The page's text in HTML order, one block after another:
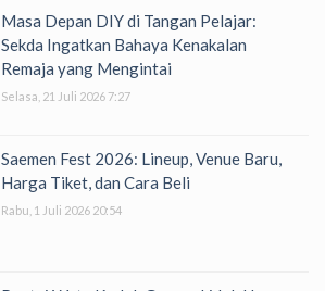
Masa Depan DIY di Tangan Pelajar:
Sekda Ingatkan Bahaya Kenakalan
Remaja yang Mengintai
Selasa, 21 Juli 2026 7:27
Saemen Fest 2026: Lineup, Venue Baru,
Harga Tiket, dan Cara Beli
Rabu, 1 Juli 2026 20:54